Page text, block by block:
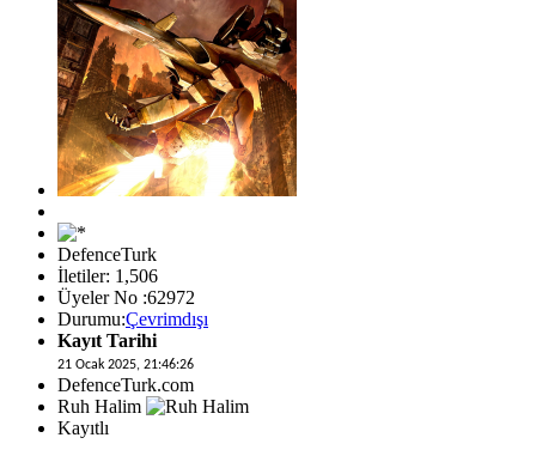
DefenceTurk
İletiler: 1,506
Üyeler No :62972
Durumu:Çevrimdışı
Kayıt Tarihi
21 Ocak 2025, 21:46:26
DefenceTurk.com
Ruh Halim
Kayıtlı